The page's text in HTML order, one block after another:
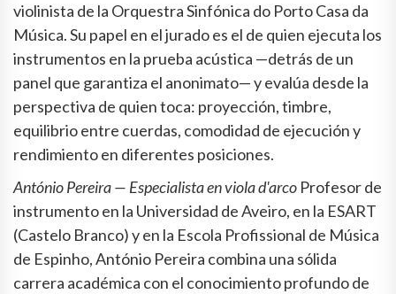
violinista de la Orquestra Sinfónica do Porto Casa da
Música. Su papel en el jurado es el de quien ejecuta los
instrumentos en la prueba acústica —detrás de un
panel que garantiza el anonimato— y evalúa desde la
perspectiva de quien toca: proyección, timbre,
equilibrio entre cuerdas, comodidad de ejecución y
rendimiento en diferentes posiciones.
António Pereira — Especialista en viola d'arco Profesor de
instrumento en la Universidad de Aveiro, en la ESART
(Castelo Branco) y en la Escola Profissional de Música
de Espinho, António Pereira combina una sólida
carrera académica con el conocimiento profundo de